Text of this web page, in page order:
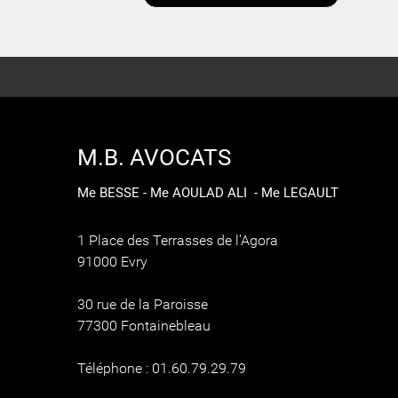
M.B. AVOCATS
Me BESSE - Me AOULAD ALI - Me LEGAULT
1 Place des Terrasses de l'Agora
91000 Evry
30 rue de la Paroisse
77300 Fontainebleau
Téléphone : 01.60.79.29.79